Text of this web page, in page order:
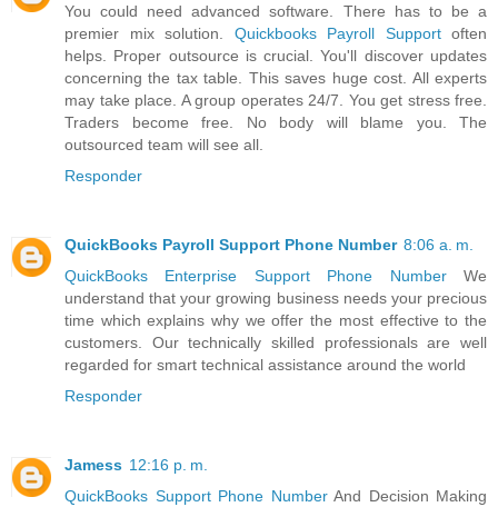
You could need advanced software. There has to be a
premier mix solution. Quickbooks Payroll Supportoften
helps. Proper outsource is crucial. You'll discover updates
concerning the tax table. This saves huge cost. All experts
may take place. A group operates 24/7. You get stress free.
Traders become free. No body will blame you. The
outsourced team will see all.
Responder
QuickBooks Payroll Support Phone Number 8:06 a. m.
QuickBooks Enterprise Support Phone NumberWe
understand that your growing business needs your precious
time which explains why we offer the most effective to the
customers. Our technically skilled professionals are well
regarded for smart technical assistance around the world
Responder
Jamess 12:16 p. m.
QuickBooks Support Phone NumberAnd Decision Making